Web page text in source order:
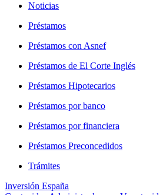
Noticias
Préstamos
Préstamos con Asnef
Préstamos de El Corte Inglés
Préstamos Hipotecarios
Préstamos por banco
Préstamos por financiera
Préstamos Preconcedidos
Trámites
Inversión España